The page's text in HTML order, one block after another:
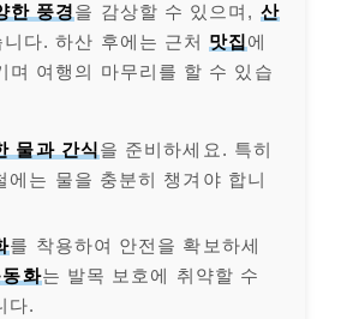
한 풍경을 감상할 수 있으며, 산
다. 하산 후에는 근처 맛집 에
며 여행의 마무리를 할 수 있습
물과 간식 을 준비하세요. 특히
에는 물을 충분히 챙겨야 합니
를 착용하여 안전을 확보하세
동화는 발목 보호에 취약할 수
다.